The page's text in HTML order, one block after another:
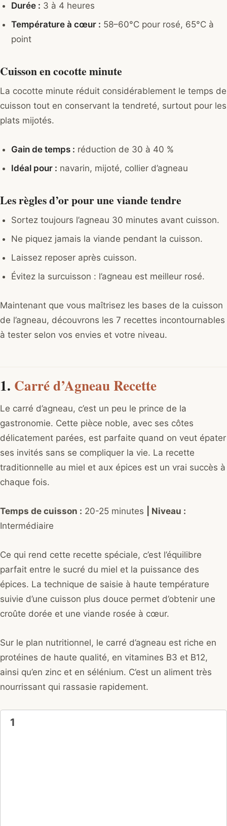
Durée : 3 à 4 heures
Température à cœur : 58–60°C pour rosé, 65°C à
point
Cuisson en cocotte minute
La cocotte minute réduit considérablement le temps de
cuisson tout en conservant la tendreté, surtout pour les
plats mijotés.
Gain de temps : réduction de 30 à 40 %
Idéal pour : navarin, mijoté, collier d’agneau
Les règles d’or pour une viande tendre
Sortez toujours l’agneau 30 minutes avant cuisson.
Ne piquez jamais la viande pendant la cuisson.
Laissez reposer après cuisson.
Évitez la surcuisson : l’agneau est meilleur rosé.
Maintenant que vous maîtrisez les bases de la cuisson
de l’agneau, découvrons les 7 recettes incontournables
à tester selon vos envies et votre niveau.
1. Carré d’Agneau Recette
Le carré d’agneau, c’est un peu le prince de la
gastronomie. Cette pièce noble, avec ses côtes
délicatement parées, est parfaite quand on veut épater
ses invités sans se compliquer la vie. La recette
traditionnelle au miel et aux épices est un vrai succès à
chaque fois.
Temps de cuisson : 20-25 minutes
| Niveau :
Intermédiaire
Ce qui rend cette recette spéciale, c’est l’équilibre
parfait entre le sucré du miel et la puissance des
épices. La technique de saisie à haute température
suivie d’une cuisson plus douce permet d’obtenir une
croûte dorée et une viande rosée à cœur.
Sur le plan nutritionnel, le carré d’agneau est riche en
protéines de haute qualité, en vitamines B3 et B12,
ainsi qu’en zinc et en sélénium. C’est un aliment très
nourrissant qui rassasie rapidement.
1